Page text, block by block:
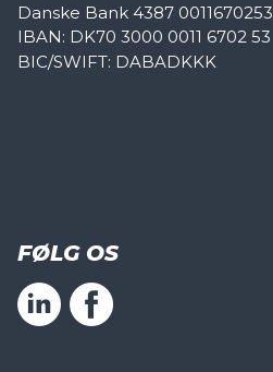
Danske Bank 4387 0011670253
IBAN: DK70 3000 0011 6702 53
BIC/SWIFT: DABADKKK
FØLG OS